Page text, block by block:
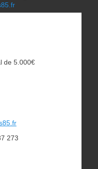
de 5.000€
273